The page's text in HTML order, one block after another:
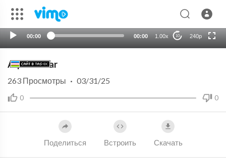
00:00 00:00 1.00x 10 240p
HD
Aqlli bolalar
0 0
263 Просмотры · 03/31/25
Поделиться Встроить Скачать